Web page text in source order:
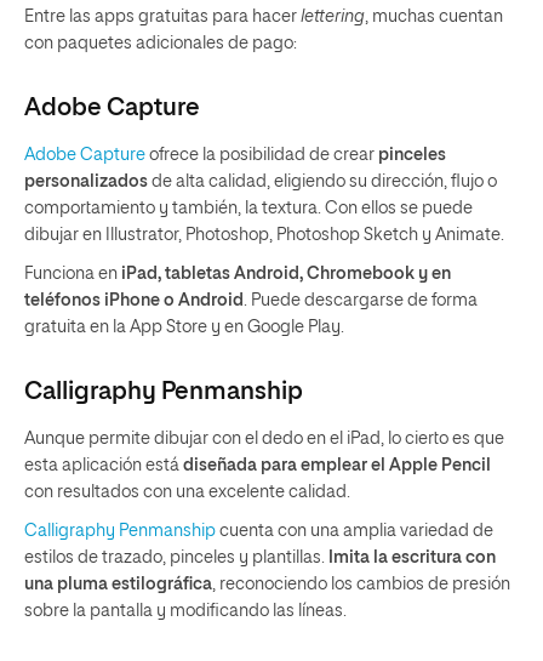
Entre las apps gratuitas para hacer lettering , muchas cuentan
con paquetes adicionales de pago:
Adobe Capture
Adobe Capture ofrece la posibilidad de crear pinceles
personalizados de alta calidad, eligiendo su dirección, flujo o
comportamiento y también, la textura. Con ellos se puede
dibujar en Illustrator, Photoshop, Photoshop Sketch y Animate.
Funciona en iPad, tabletas Android, Chromebook y en
teléfonos iPhone o Android
. Puede descargarse de forma
gratuita en la App Store y en Google Play.
Calligraphy Penmanship
Aunque permite dibujar con el dedo en el iPad, lo cierto es que
esta aplicación está diseñada para emplear el Apple Pencil
con resultados con una excelente calidad.
Calligraphy Penmanship cuenta con una amplia variedad de
estilos de trazado, pinceles y plantillas.
Imita la escritura con
una pluma estilográfica , reconociendo los cambios de presión
sobre la pantalla y modificando las líneas.